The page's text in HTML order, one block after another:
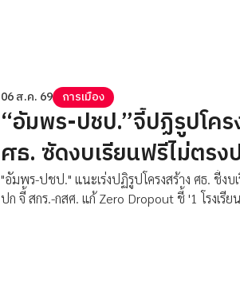
06 ส.ค. 69 การเมือง
“อัมพร-ปชป.”จี้ปฏิรูปโคร
ศธ. ซัดงบเรียนฟรีไม่ตรง
"อัมพร-ปชป." แนะเร่งปฏิรูปโครงสร้าง ศธ. ชี้งบ
ปก จี้ สกร.-กสศ. แก้ Zero Dropout ชี้ '1 โรงเรีย